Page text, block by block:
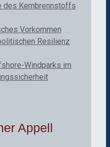
des Kernbrennstoffs
Vorkommen
Resilienz
Windparks im
Appell